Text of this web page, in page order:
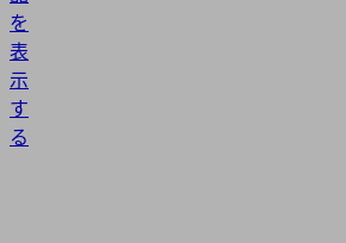
を
表
示
す
る